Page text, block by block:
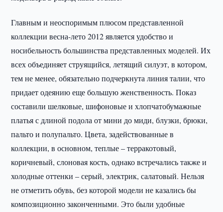
Главным и неоспоримым плюсом представленной
коллекции весна-лето 2012 является удобство и
носибельность большинства представленных моделей. Их
всех объединяет струящийся, летящий силуэт, в котором,
тем не менее, обязательно подчеркнута линия талии, что
придает одеянию еще большую женственность. Показ
составили шелковые, шифоновые и хлопчатобумажные
платья с длиной подола от мини до миди, блузки, брюки,
пальто и полупальто. Цвета, задействованные в
коллекции, в основном, теплые – терракотовый,
коричневый, слоновая кость, однако встречались также и
холодные оттенки – серый, электрик, салатовый. Нельзя
не отметить обувь, без которой модели не казались бы
композиционно законченными. Это были удобные